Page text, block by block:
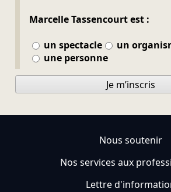
Marcelle Tassencourt est :
un spectacle
un
une personne
Je m’inscris
Nous soutenir
Nos services aux
Lettre